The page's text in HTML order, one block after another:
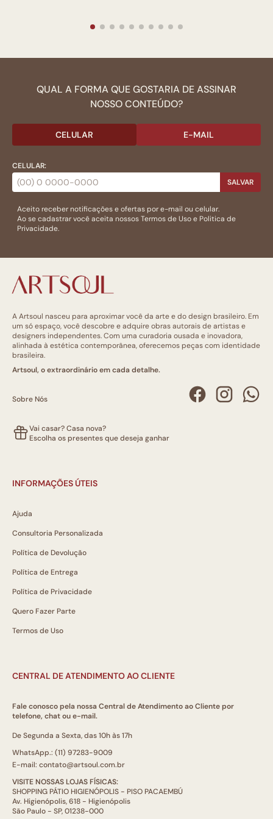
QUAL A FORMA QUE GOSTARIA DE ASSINAR
NOSSO CONTEÚDO?
CELULAR E-MAIL
CELULAR:
SALVAR
Aceito receber notificações e ofertas por e-mail ou celular.
Ao se cadastrar você aceita nossosTermos de Usoe Politica de
Privacidade.
A Artsoul nasceu para aproximar você da arte e do design brasileiro. Em
um só espaço, você descobre e adquire obras autorais de artistas e
designers independentes. Com uma curadoria ousada e inovadora,
alinhada à estética contemporânea, oferecemos peças com identidade
brasileira.
Artsoul, o extraordinário em cada detalhe.
Sobre Nós
Vai casar? Casa nova?
Escolha os presentes que deseja ganhar
INFORMAÇÕES ÚTEIS
Ajuda
Consultoria Personalizada
Política de Devolução
Política de Entrega
Política de Privacidade
Quero Fazer Parte
Termos de Uso
CENTRAL DE ATENDIMENTO AO CLIENTE
Fale conosco pela nossa Central de Atendimento ao Cliente por
telefone, chat ou e-mail.
De Segunda a Sexta, das 10h às 17h
WhatsApp.: (11) 97283-9009
E-mail: contato@artsoul.com.br
VISITE NOSSAS LOJAS FÍSICAS:
SHOPPING PÁTIO HIGIENÓPOLIS - PISO PACAEMBÚ
Av. Higienópolis, 618 - Higienópolis
São Paulo - SP, 01238-000